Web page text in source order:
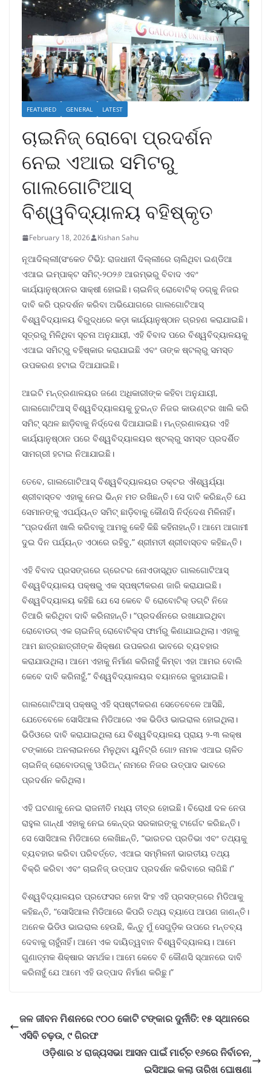
FEATURED GENERAL LATEST
ଚାଇନିଜ୍ ରୋବୋ ପ୍ରଦର୍ଶନ
ନେଇ ଏଆଇ ସମିଟରୁ
ଗାଲଗୋଟିଆସ୍
ବିଶ୍ୱବିଦ୍ୟାଳୟ ବହିଷ୍କୃତ
February 18, 2026 Kishan Sahu
ନୂଆଦିଲ୍ଲୀ(ସଂକେତ ଟିଭି): ରାଜଧାନୀ ଦିଲ୍ଲୀରେ ଚାଲିଥିବା ଇଣ୍ଡିଆ
ଏଆଇ ଇମ୍ପାକ୍ଟ ସମିଟ୍-୨୦୨୬ ଆରମ୍ଭରୁ ବିବାଦ ଏବଂ
କାର୍ଯ୍ୟାନୁଷ୍ଠାନର ସାକ୍ଷୀ ହୋଇଛି। ଚାଇନିଜ୍ ରୋବୋଟିକ୍ ଡଗ୍କୁ ନିଜର
ଦାବି କରି ପ୍ରଦର୍ଶନ କରିବା ଅଭିଯୋଗରେ ଗାଲଗୋଟିଆସ୍
ବିଶ୍ୱବିଦ୍ୟାଳୟ ବିରୁଦ୍ଧରେ କଡ଼ା କାର୍ଯ୍ୟାନୁଷ୍ଠାନ ଗ୍ରହଣ କରାଯାଇଛି।
ସୂତ୍ରରୁ ମିଳିଥିବା ସୂଚନା ଅନୁଯାୟୀ, ଏହି ବିବାଦ ପରେ ବିଶ୍ୱବିଦ୍ୟାଳୟକୁ
ଏଆଇ ସମିଟ୍ରୁ ବହିଷ୍କାର କରାଯାଇଛି ଏବଂ ତାଙ୍କ ଷ୍ଟଲ୍ରୁ ସମସ୍ତ
ଉପକରଣ ହଟାଇ ଦିଆଯାଇଛି।
ଆଇଟି ମନ୍ତ୍ରଣାଳୟର ଜଣେ ଅଧିକାରୀଙ୍କ କହିବା ଅନୁଯାୟୀ,
ଗାଲଗୋଟିଆସ୍ ବିଶ୍ୱବିଦ୍ୟାଳୟକୁ ତୁରନ୍ତ ନିଜର କାଉଣ୍ଟର ଖାଲି କରି
ସମିଟ୍ ସ୍ଥଳ ଛାଡ଼ିବାକୁ ନିର୍ଦ୍ଦେଶ ଦିଆଯାଇଛି। ମନ୍ତ୍ରଣାଳୟର ଏହି
କାର୍ଯ୍ୟାନୁଷ୍ଠାନ ପରେ ବିଶ୍ୱବିଦ୍ୟାଳୟର ଷ୍ଟଲ୍ରୁ ସମସ୍ତ ପ୍ରଦର୍ଶିତ
ସାମଗ୍ରୀ ହଟାଇ ନିଆଯାଇଛି।
ତେବେ, ଗାଲଗୋଟିଆସ୍ ବିଶ୍ୱବିଦ୍ୟାଳୟର ଡକ୍ଟର ଐଶ୍ୱର୍ଯ୍ୟା
ଶ୍ରୀବାସ୍ତବ ଏହାକୁ ନେଇ ଭିନ୍ନ ମତ ରଖିଛନ୍ତି। ସେ ଦାବି କରିଛନ୍ତି ଯେ
ସେମାନଙ୍କୁ ଏପର୍ଯ୍ୟନ୍ତ ସମିଟ୍ ଛାଡ଼ିବାକୁ କୌଣସି ନିର୍ଦ୍ଦେଶ ମିଳିନାହିଁ।
“ପ୍ରଦର୍ଶନୀ ଖାଲି କରିବାକୁ ଆମକୁ କେହି କିଛି କହିନାହାନ୍ତି। ଆମେ ଆଗାମୀ
ଦୁଇ ଦିନ ପର୍ଯ୍ୟନ୍ତ ଏଠାରେ ରହିବୁ,” ଶ୍ରୀମତୀ ଶ୍ରୀବାସ୍ତବ କହିଛନ୍ତି।
ଏହି ବିବାଦ ପ୍ରସଙ୍ଗରେ ଗ୍ରେଟର ନୋଏଡାସ୍ଥିତ ଗାଲଗୋଟିଆସ୍
ବିଶ୍ୱବିଦ୍ୟାଳୟ ପକ୍ଷରୁ ଏକ ସ୍ପଷ୍ଟୀକରଣ ଜାରି କରାଯାଇଛି।
ବିଶ୍ୱବିଦ୍ୟାଳୟ କହିଛି ଯେ ସେ କେବେ ବି ରୋବୋଟିକ୍ ଡଗ୍ଟି ନିଜେ
ତିଆରି କରିଥିବା ଦାବି କରିନାହାନ୍ତି। “ପ୍ରଦର୍ଶନରେ ରଖାଯାଇଥିବା
ରୋବୋଡଗ୍ ଏକ ଚାଇନିଜ୍ ରୋବୋଟିକ୍ସ ଫାର୍ମରୁ କିଣାଯାଇଥିଲା। ଏହାକୁ
ଆମ ଛାତ୍ରଛାତ୍ରୀଙ୍କ ଶିକ୍ଷଣ ଉପକରଣ ଭାବରେ ବ୍ୟବହାର
କରାଯାଉଥିଲା। ଆମେ ଏହାକୁ ନିର୍ମାଣ କରିନାହୁଁ କିମ୍ବା ଏହା ଆମର ବୋଲି
କେବେ ଦାବି କରିନାହୁଁ,” ବିଶ୍ୱବିଦ୍ୟାଳୟର ବୟାନରେ କୁହାଯାଇଛି।
ଗାଲଗୋଟିଆସ୍ ପକ୍ଷରୁ ଏହି ସ୍ପଷ୍ଟୀକରଣ ସେତେବେଳେ ଆସିଛି,
ଯେତେବେଳେ ସୋସିଆଲ ମିଡିଆରେ ଏକ ଭିଡିଓ ଭାଇରାଲ ହୋଇଥିଲା।
ଭିଡିଓରେ ଦାବି କରାଯାଇଥିଲା ଯେ ବିଶ୍ୱବିଦ୍ୟାଳୟ ପ୍ରାୟ ୨-୩ ଲକ୍ଷ
ଟଙ୍କାରେ ଅନଲାଇନରେ ମିଳୁଥିବା ୟୁନିଟ୍ରି ଗୋ୨ ନାମକ ଏଆଇ ଚାଳିତ
ଚାଇନିଜ୍ ରୋବୋଡଗ୍କୁ ‘ଓରିଅନ୍’ ନାମରେ ନିଜର ଉତ୍ପାଦ ଭାବରେ
ପ୍ରଦର୍ଶନ କରିଥିଲା।
ଏହି ଘଟଣାକୁ ନେଇ ରାଜନୀତି ମଧ୍ୟ ତୀବ୍ର ହୋଇଛି। ବିରୋଧୀ ଦଳ ନେତା
ରାହୁଲ ଗାନ୍ଧୀ ଏହାକୁ ନେଇ କେନ୍ଦ୍ର ସରକାରଙ୍କୁ ଟାର୍ଗେଟ କରିଛନ୍ତି।
ସେ ସୋସିଆଲ ମିଡିଆରେ ଲେଖିଛନ୍ତି, “ଭାରତର ପ୍ରତିଭା ଏବଂ ତଥ୍ୟକୁ
ବ୍ୟବହାର କରିବା ପରିବର୍ତ୍ତେ, ଏଆଇ ସମ୍ମିଳନୀ ଭାରତୀୟ ତଥ୍ୟ
ବିକ୍ରି କରିବା ଏବଂ ଚାଇନିଜ୍ ଉତ୍ପାଦ ପ୍ରଦର୍ଶନ କରିବାରେ ଲାଗିଛି।”
ବିଶ୍ୱବିଦ୍ୟାଳୟର ପ୍ରଫେସର ନେହା ସିଂହ ଏହି ପ୍ରସଙ୍ଗରେ ମିଡିଆକୁ
କହିଛନ୍ତି, “ସୋସିଆଲ ମିଡିଆରେ କିପରି ତଥ୍ୟ ବ୍ୟାପେ ଆପଣ ଜାଣନ୍ତି।
ଅନେକ ଭିଡିଓ ଭାଇରାଲ ହେଉଛି, କିନ୍ତୁ ମୁଁ ସେଗୁଡ଼ିକ ଉପରେ ମନ୍ତବ୍ୟ
ଦେବାକୁ ଚାହୁଁନାହିଁ। ଆମେ ଏକ ଦାୟିତ୍ୱବାନ ବିଶ୍ୱବିଦ୍ୟାଳୟ। ଆମେ
ଗୁଣାତ୍ମକ ଶିକ୍ଷାର ସମର୍ଥକ। ଆମେ କେବେ ବି କୌଣସି ସ୍ଥାନରେ ଦାବି
କରିନାହୁଁ ଯେ ଆମେ ଏହି ଉତ୍ପାଦ ନିର୍ମାଣ କରିଛୁ।”
ଜଳ ଜୀବନ ମିଶନରେ ୯୦୦ କୋଟି ଟଙ୍କାର ଦୁର୍ନୀତି: ୧୫ ସ୍ଥାନରେ
ଏସିବି ଚଢ଼ଉ, ୯ ଗିରଫ
ଓଡ଼ିଶାର ୪ ରାଜ୍ୟସଭା ଆସନ ପାଇଁ ମାର୍ଚ୍ଚ ୧୬ରେ ନିର୍ବାଚନ,
ଇସିଆଇ କଲା ତାରିଖ ଘୋଷଣା